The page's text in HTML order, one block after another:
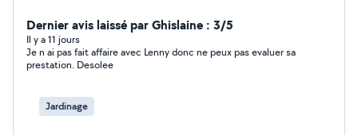
automatique - créer des massifs - planter des haies -
créer des allées en pierres ou en dalles - faire un
potager De l'aménagement de jardin au simple
entretien, la satisfaction de mes clients est ma priorité.
Dernier avis laissé par Ghislaine : 3/5
Il y a 11 jours
Je n ai pas fait affaire avec Lenny donc ne peux pas evaluer sa
prestation. Desolee
Jardinage